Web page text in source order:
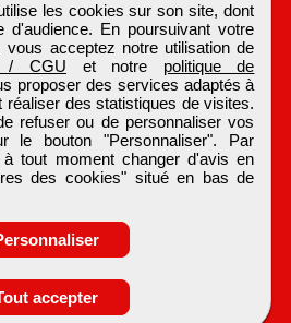
ses
les cookies sur son site, dont
d'audience. En poursuivant votre
vous acceptez notre utilisation de
/ CGU et notre politique de
proposer des services adaptés à
réaliser des statistiques de visites.
refuser ou de personnaliser vos
le bouton "Personnaliser". Par
tout moment changer d'avis en
des cookies" situé en bas de
accepter